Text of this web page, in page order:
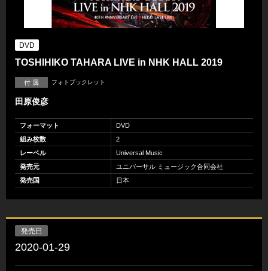
DVD
TOSHIHIKO TAHARA LIVE in NHK HALL 2019
付 属 フォトブックレット
田原俊彦
フォーマット
DVD
組み枚数
2
レーベル
Universal Music
発売元
ユニバーサル ミュージック合同会社
発売国
日本
発売日
2020-01-29